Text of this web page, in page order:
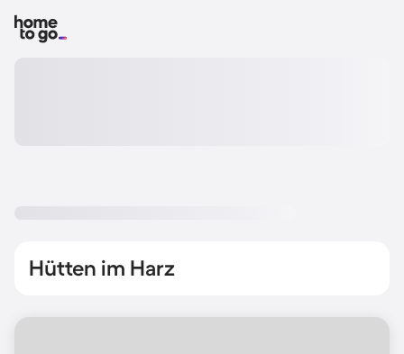
Hütten im Harz